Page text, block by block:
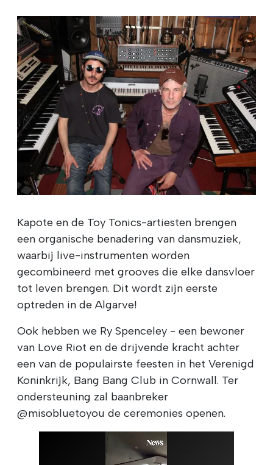
Kapote en de Toy Tonics-artiesten brengen
een organische benadering van dansmuziek,
waarbij live-instrumenten worden
gecombineerd met grooves die elke dansvloer
tot leven brengen. Dit wordt zijn eerste
optreden in de Algarve!
Ook hebben we Ry Spenceley - een bewoner
van Love Riot en de drijvende kracht achter
een van de populairste feesten in het Verenigd
Koninkrijk, Bang Bang Club in Cornwall. Ter
ondersteuning zal baanbreker
@misobluetoyou de ceremonies openen.